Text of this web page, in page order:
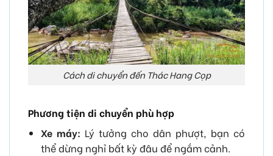
Cách di chuyển đến Thác Hang Cọp
Phương tiện di chuyển phù hợp
Xe máy: Lý tưởng cho dân phượt, bạn có
thể dừng nghỉ bất kỳ đâu để ngắm cảnh.